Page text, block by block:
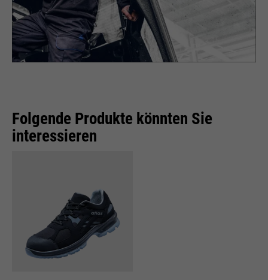
Folgende Produkte könnten Sie
interessieren